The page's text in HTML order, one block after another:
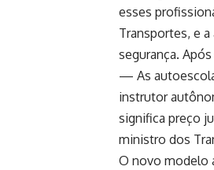
esses
Transportes, e
segurança.
— As
instrutor
significa preço
ministro dos
O novo modelo